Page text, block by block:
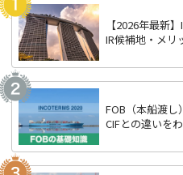
【2026年最新
IR候補地・メリ
FOB（本船渡し
CIFとの違いを